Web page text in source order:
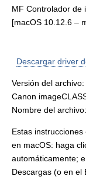
MF Controlador de
[macOS 10.12.6 –
Descargar driver
Versión del
Canon
Nombre del
Estas
en macOS: haga
automáticamente;
Descargas (o en el